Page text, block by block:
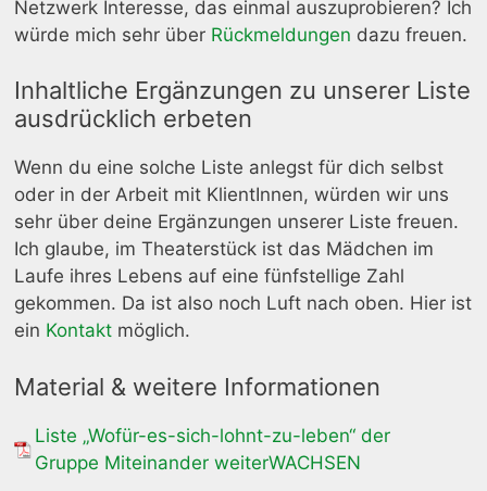
Netzwerk Interesse, das einmal auszuprobieren? Ich
würde mich sehr über Rückmeldungen dazu freuen.
Inhaltliche Ergänzungen zu unserer Liste
ausdrücklich erbeten
Wenn du eine solche Liste anlegst für dich selbst
oder in der Arbeit mit KlientInnen, würden wir uns
sehr über deine Ergänzungen unserer Liste freuen.
Ich glaube, im Theaterstück ist das Mädchen im
Laufe ihres Lebens auf eine fünfstellige Zahl
gekommen. Da ist also noch Luft nach oben. Hier ist
ein Kontakt möglich.
Material & weitere Informationen
Liste „Wofür-es-sich-lohnt-zu-leben“ der
Gruppe Miteinander weiterWACHSEN